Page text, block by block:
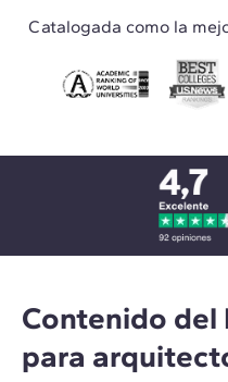
Catalogada como la
Contenido del
para